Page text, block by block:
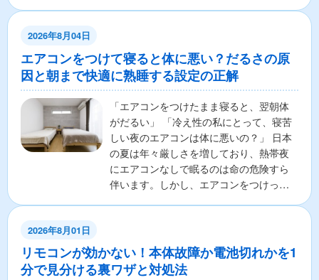
2026年8月04日
エアコンをつけて寝ると体に悪い？だるさの原
因と朝まで快適に熟睡する設定の正解
「エアコンをつけたまま寝ると、翌朝体
がだるい」 「冷え性の私にとって、寝苦
しい夜のエアコンは体に悪いの？」 日本
の夏は年々厳しさを増しており、熱帯夜
にエアコンなしで眠るのは命の危険すら
伴います。しかし、エアコンをつけっぱ
2026年8月01日
リモコンが効かない！本体故障か電池切れかを1
分で見分ける裏ワザと対処法